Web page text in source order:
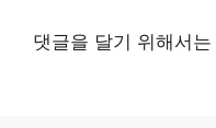
댓글을 달기 위해서는